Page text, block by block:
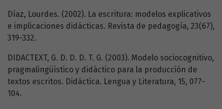
Díaz, Lourdes. (2002). La escritura: modelos explicativos
e implicaciones didácticas. Revista de pedagogía, 23(67),
319-332.
DIDACTEXT, G. D. D. D. T. G. (2003). Modelo sociocognitivo,
pragmalingüístico y didáctico para la producción de
textos escritos. Didáctica. Lengua y Literatura, 15, 077-
104.